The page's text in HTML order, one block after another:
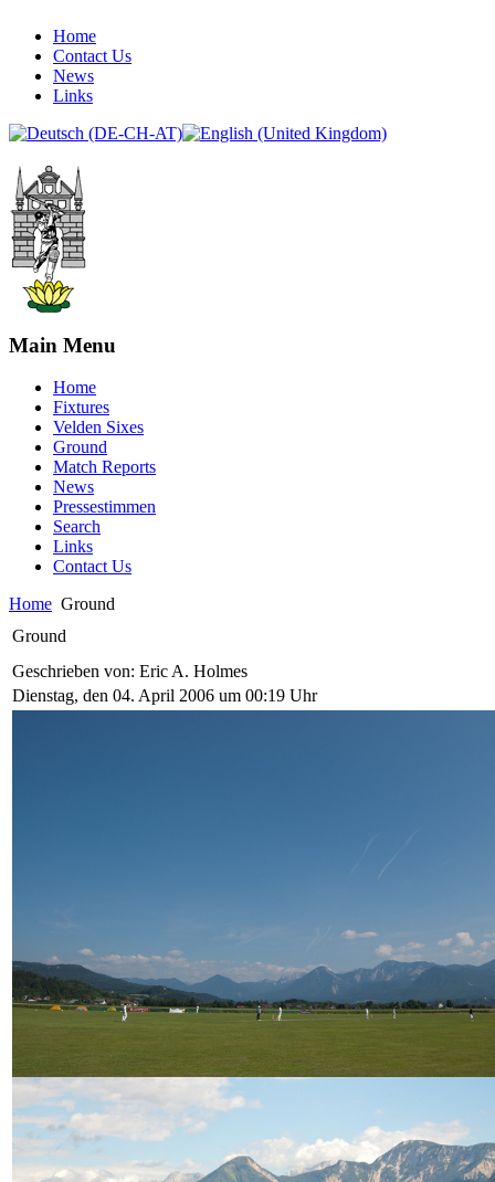
Home
Contact Us
News
Links
Main Menu
Home
Fixtures
Velden Sixes
Ground
Match Reports
News
Pressestimmen
Search
Links
Contact Us
Home Ground
Ground
Geschrieben von: Eric A. Holmes
Dienstag, den 04. April 2006 um 00:19 Uhr